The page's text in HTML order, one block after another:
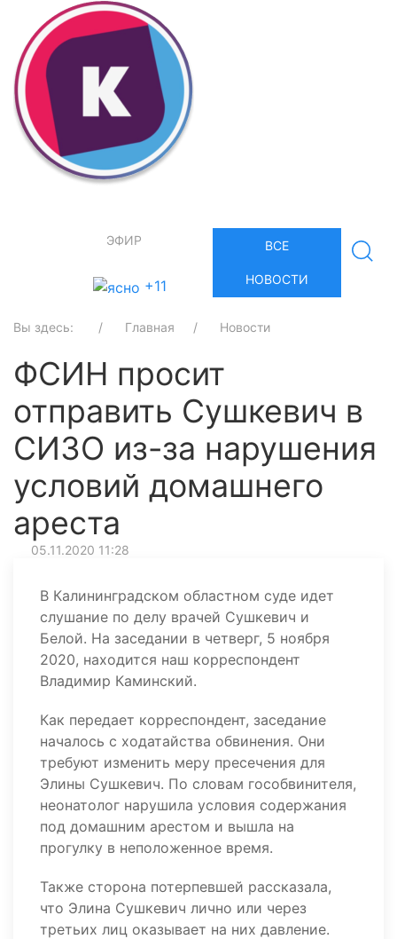
ЭФИР
+11
ВСЕ
НОВОСТИ
Вы здесь: Главная Новости
ФСИН просит
отправить Сушкевич в
СИЗО из-за нарушения
условий домашнего
ареста
05.11.2020 11:28
В Калининградском областном суде идет
слушание по делу врачей Сушкевич и
Белой. На заседании в четверг, 5 ноября
2020, находится наш корреспондент
Владимир Каминский.
Как передает корреспондент, заседание
началось с ходатайства обвинения. Они
требуют изменить меру пресечения для
Элины Сушкевич. По словам гособвинителя,
неонатолог нарушила условия содержания
под домашним арестом и вышла на
прогулку в неположенное время.
Также сторона потерпевшей рассказала,
что Элина Сушкевич лично или через
третьих лиц оказывает на них давление.